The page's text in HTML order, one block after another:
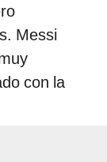
Messi
con la